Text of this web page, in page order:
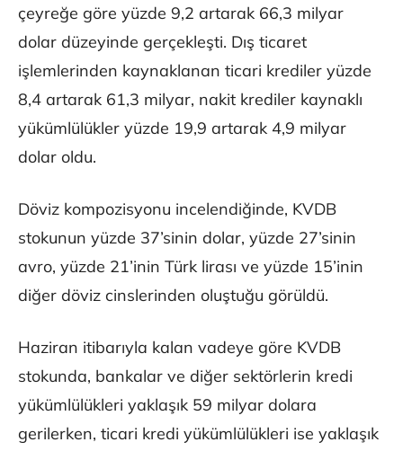
çeyreğe göre yüzde 9,2 artarak 66,3 milyar
dolar düzeyinde gerçekleşti. Dış ticaret
işlemlerinden kaynaklanan ticari krediler yüzde
8,4 artarak 61,3 milyar, nakit krediler kaynaklı
yükümlülükler yüzde 19,9 artarak 4,9 milyar
dolar oldu.
Döviz kompozisyonu incelendiğinde, KVDB
stokunun yüzde 37’sinin dolar, yüzde 27’sinin
avro, yüzde 21’inin Türk lirası ve yüzde 15’inin
diğer döviz cinslerinden oluştuğu görüldü.
Haziran itibarıyla kalan vadeye göre KVDB
stokunda, bankalar ve diğer sektörlerin kredi
yükümlülükleri yaklaşık 59 milyar dolara
gerilerken, ticari kredi yükümlülükleri ise yaklaşık